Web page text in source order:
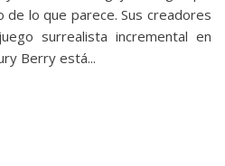
de lo que parece. Sus creadores
surrealista incremental en
Berry está...